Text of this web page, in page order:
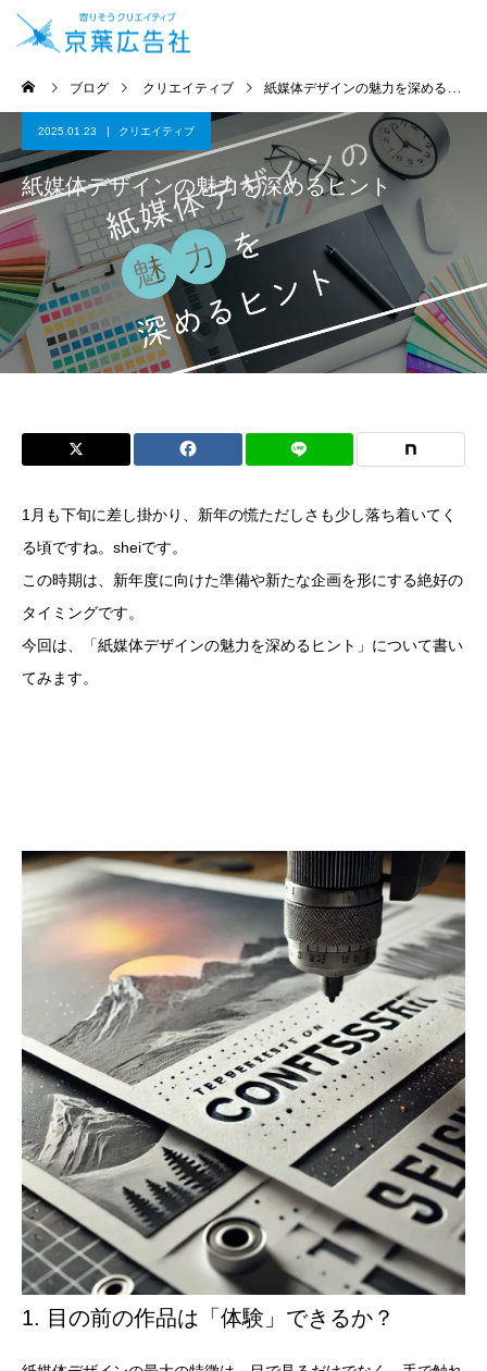
ブログ クリエイティブ 紙媒体デザインの魅力を深めるヒント
2025.01.23 クリエイティブ
紙媒体デザインの魅力を深めるヒント
1月も下旬に差し掛かり、新年の慌ただしさも少し落ち着いてく
る頃ですね。sheiです。
この時期は、新年度に向けた準備や新たな企画を形にする絶好の
タイミングです。
今回は、「紙媒体デザインの魅力を深めるヒント」について書い
てみます。
1. 目の前の作品は「体験」できるか？